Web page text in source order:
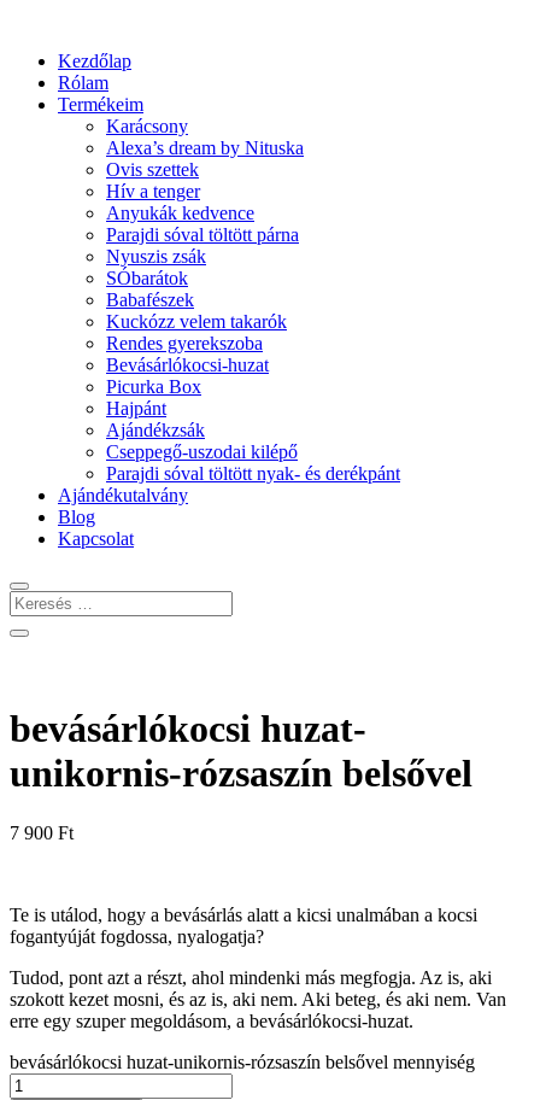
Kezdőlap
Rólam
Termékeim
Karácsony
Alexa’s dream by Nituska
Ovis szettek
Hív a tenger
Anyukák kedvence
Parajdi sóval töltött párna
Nyuszis zsák
SÓbarátok
Babafészek
Kuckózz velem takarók
Rendes gyerekszoba
Bevásárlókocsi-huzat
Picurka Box
Hajpánt
Ajándékzsák
Cseppegő-uszodai kilépő
Parajdi sóval töltött nyak- és derékpánt
Ajándékutalvány
Blog
Kapcsolat
bevásárlókocsi huzat-
unikornis-rózsaszín belsővel
7 900 Ft
Te is utálod, hogy a bevásárlás alatt a kicsi unalmában a kocsi
fogantyúját fogdossa, nyalogatja?
Tudod, pont azt a részt, ahol mindenki más megfogja. Az is, aki
szokott kezet mosni, és az is, aki nem. Aki beteg, és aki nem. Van
erre egy szuper megoldásom, a bevásárlókocsi-huzat.
bevásárlókocsi huzat-unikornis-rózsaszín belsővel mennyiség